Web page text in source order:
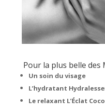
Pour la plus belle des
Un soin du visage
L’hydratant
Le relaxant L’Éclat